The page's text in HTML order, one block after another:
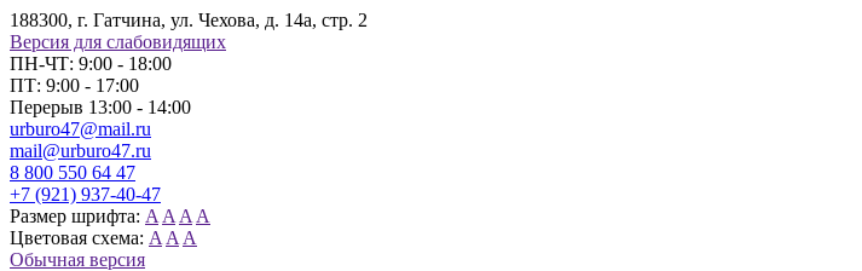
188300, г. Гатчина, ул. Чехова, д. 14а, стр. 2
Версия для слабовидящих
ПН-ЧТ: 9:00 - 18:00
ПТ: 9:00 - 17:00
Перерыв 13:00 - 14:00
urburo47@mail.ru
mail@urburo47.ru
8 800 550 64 47
+7 (921) 937-40-47
Размер шрифта: A A A A
Цветовая схема: A A A
Обычная версия